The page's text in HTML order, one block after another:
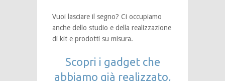
Vuoi lasciare il segno? Ci occupiamo
anche dello studio e della realizzazione
di kit e prodotti su misura.
Scopri i gadget che
abbiamo già realizzato,